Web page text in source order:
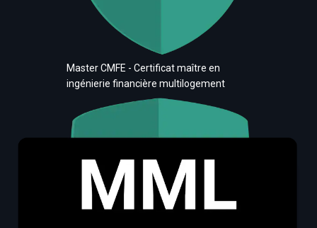
Master CMFE - Certificat maître en
ingénierie financière multilogement